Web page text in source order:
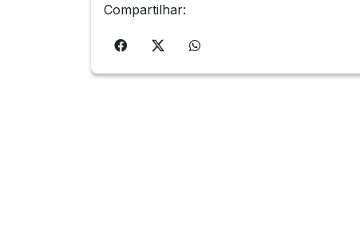
Compartilhar: